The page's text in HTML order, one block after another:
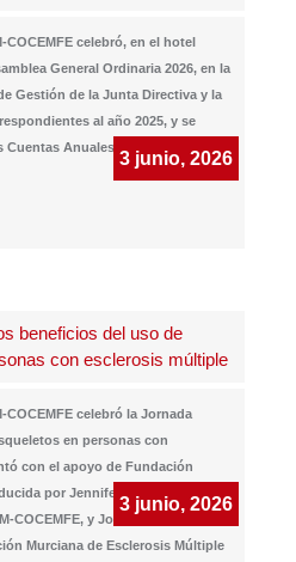
COCEMFE celebró, en el hotel
General Ordinaria 2026, en la
Gestión de la Junta Directiva y la
al año 2025, y se
Anuales de dicho ejercicio.
3 junio, 2026
beneficios del uso de
con esclerosis múltiple
COCEMFE celebró la Jornada
en personas con
con el apoyo de Fundación
por Jennifer Merino,
COCEMFE, y Jorge Ruiz Crevillén,
Murciana de Esclerosis Múltiple
3 junio, 2026